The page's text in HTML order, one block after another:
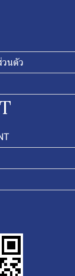
นตัว